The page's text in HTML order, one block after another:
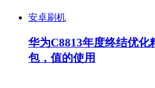
安卓刷机
华为C8813年度终结优化
包，值的使用